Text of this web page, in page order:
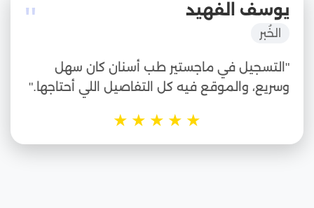
" يوسف الفهيد
الخُبر
"التسجيل في ماجستير طب أسنان كان سهل
وسريع، والموقع فيه كل التفاصيل اللي أحتاجها."
★
★
★
★
★